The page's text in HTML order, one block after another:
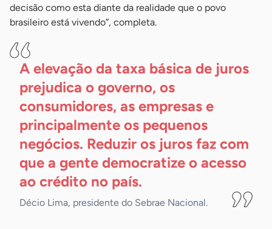
decisão como esta diante da realidade que o povo
brasileiro está vivendo”, completa.
A elevação da taxa básica de juros
prejudica o governo, os
consumidores, as empresas e
principalmente os pequenos
negócios. Reduzir os juros faz com
que a gente democratize o acesso
ao crédito no país.
Décio Lima, presidente do Sebrae Nacional.